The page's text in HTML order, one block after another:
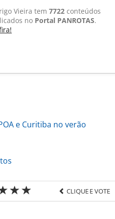
Vieira tem 7722 conteúdos
no Portal PANROTAS.
e Curitiba no verão
CLIQUE E VOTE